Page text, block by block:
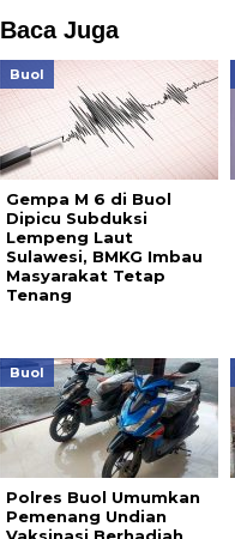
Baca Juga
Buol
Gempa M 6 di Buol
Dipicu Subduksi
Lempeng Laut
Sulawesi, BMKG Imbau
Masyarakat Tetap
Tenang
Buol
Polres Buol Umumkan
Pemenang Undian